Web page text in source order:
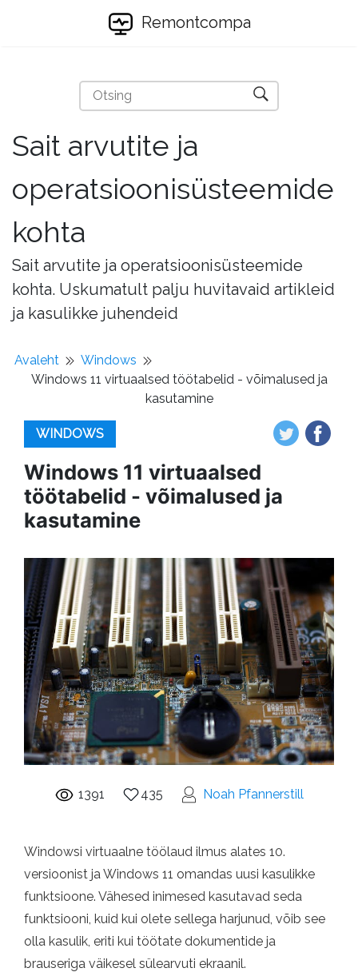
Remontcompa
Sait arvutite ja
operatsioonisüsteemide
kohta
Sait arvutite ja operatsioonisüsteemide
kohta. Uskumatult palju huvitavaid artikleid
ja kasulikke juhendeid
Avaleht
Windows
Windows 11 virtuaalsed töötabelid - võimalused ja
kasutamine
WINDOWS
Windows 11 virtuaalsed
töötabelid - võimalused ja
kasutamine
1391 435 Noah Pfannerstill
Windowsi virtuaalne töölaud ilmus alates 10.
versioonist ja Windows 11 omandas uusi kasulikke
funktsioone. Vähesed inimesed kasutavad seda
funktsiooni, kuid kui olete sellega harjunud, võib see
olla kasulik, eriti kui töötate dokumentide ja
brauseriga väikesel sülearvuti ekraanil.